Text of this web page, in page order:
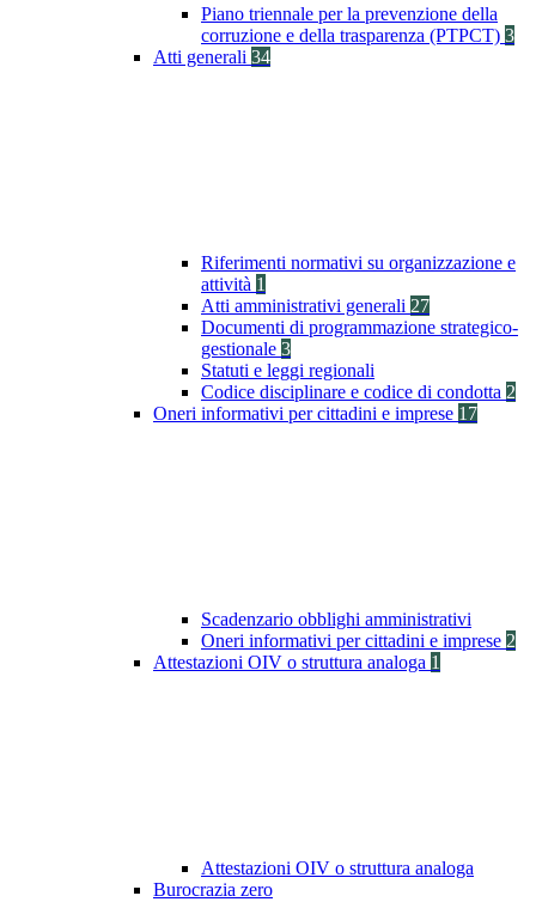
Piano triennale per la prevenzione della
corruzione e della trasparenza (PTPCT) 3
Atti generali 34
Riferimenti normativi su organizzazione e
attività 1
Atti amministrativi generali 27
Documenti di programmazione strategico-
gestionale 3
Statuti e leggi regionali
Codice disciplinare e codice di condotta 2
Oneri informativi per cittadini e imprese 17
Scadenzario obblighi amministrativi
Oneri informativi per cittadini e imprese 2
Attestazioni OIV o struttura analoga 1
Attestazioni OIV o struttura analoga
Burocrazia zero